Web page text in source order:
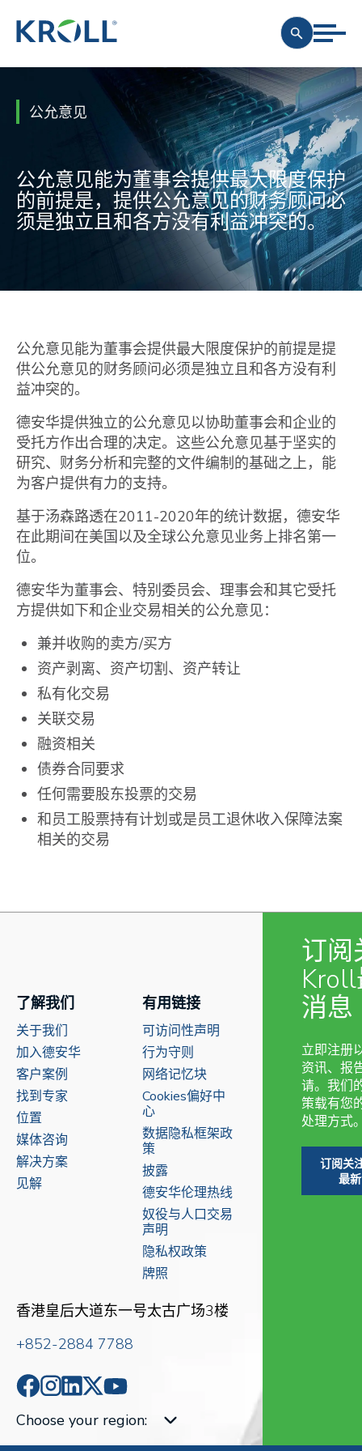
公允意见
公允意见能为董事会提供最大限度保护
的前提是，提供公允意见的财务顾问必
须是独立且和各方没有利益冲突的。
公允意见能为董事会提供最大限度保护的前提是提
供公允意见的财务顾问必须是独立且和各方没有利
益冲突的。
德安华提供独立的公允意见以协助董事会和企业的
受托方作出合理的决定。这些公允意见基于坚实的
研究、财务分析和完整的文件编制的基础之上，能
为客户提供有力的支持。
基于汤森路透在2011-2020年的统计数据，德安华
在此期间在美国以及全球公允意见业务上排名第一
位。
德安华为董事会、特别委员会、理事会和其它受托
方提供如下和企业交易相关的公允意见：
兼并收购的卖方/买方
资产剥离、资产切割、资产转让
私有化交易
关联交易
融资相关
债券合同要求
任何需要股东投票的交易
和员工股票持有计划或是员工退休收入保障法案
相关的交易
了解我们
关于我们
加入德安华
客户案例
找到专家
位置
媒体咨询
解决方案
见解
有用链接
可访问性声明
行为守则
网络记忆块
Cookies偏好中
心
数据隐私框架政
策
披露
德安华伦理热线
奴役与人口交易
声明
隐私权政策
牌照
香港皇后大道东一号太古广场3楼
+852-2884 7788
Choose your region:
订阅
消息
立即注册
资讯、报
请。我们
策载有您
处理方式
订阅关
最